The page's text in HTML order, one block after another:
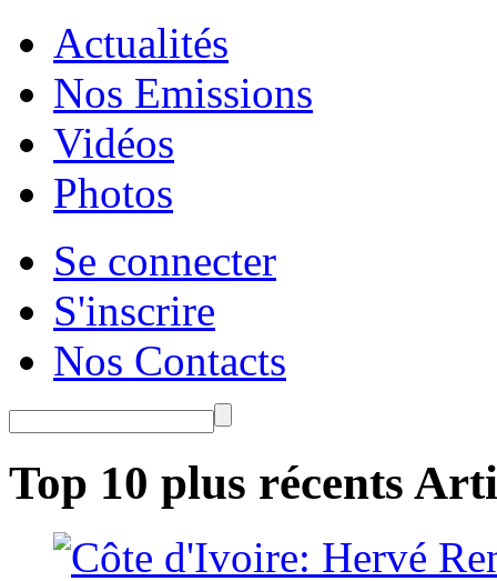
Actualités
Nos Emissions
Vidéos
Photos
Se connecter
S'inscrire
Nos Contacts
Top 10 plus récents